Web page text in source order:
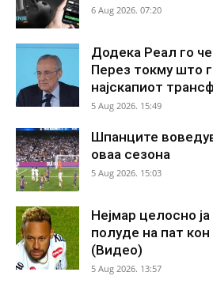
6 Aug 2026. 07:20
Додека Реал го
Перез токму што
најскапиот
5 Aug 2026. 15:49
Шпанците
оваа сезона
5 Aug 2026. 15:03
Нејмар целосно
полуде на пат
(Видео)
5 Aug 2026. 13:57